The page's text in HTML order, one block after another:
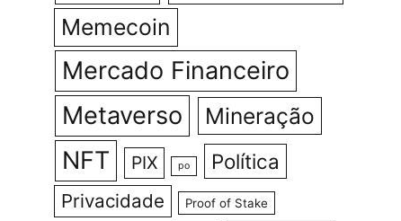
Memecoin
Mercado Financeiro
Metaverso
Mineração
NFT PIX po Política
Privacidade Proof of Stake